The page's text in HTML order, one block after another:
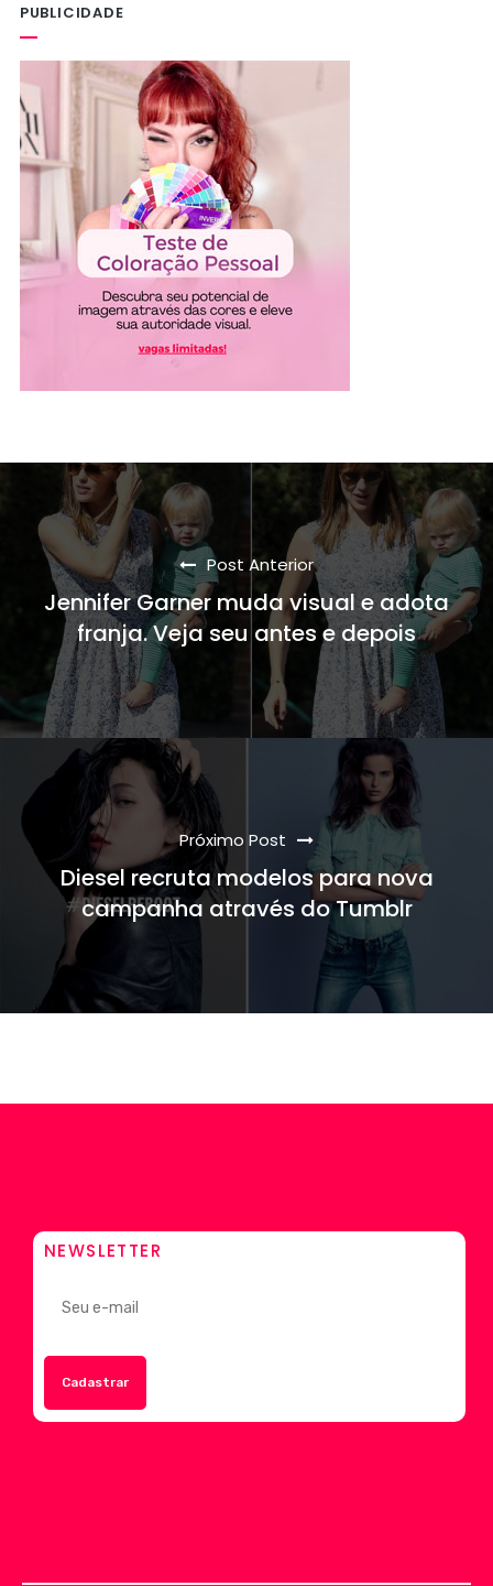
PUBLICIDADE
Post Anterior
Jennifer Garner muda visual e adota
franja. Veja seu antes e depois
Próximo Post
Diesel recruta modelos para nova
campanha através do Tumblr
NEWSLETTER